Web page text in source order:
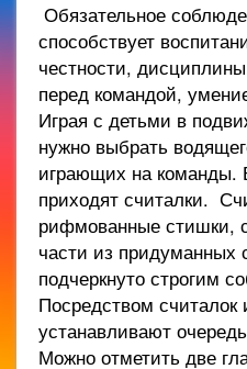
Обязательное
способствует
честности,
перед командой,
Играя с детьми в
нужно выбрать
играющих на команды.
приходят считалки.
рифмованные стишки,
части из придуманных
подчеркнуто строгим
Посредством
устанавливают
Можно отметить две